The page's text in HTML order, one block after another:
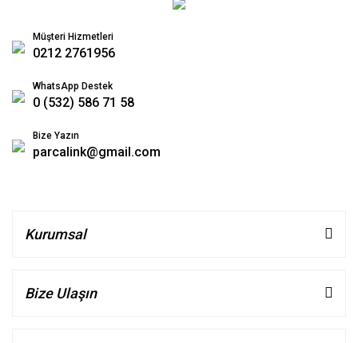
Müşteri Hizmetleri
0212 2761956
WhatsApp Destek
0 (532) 586 71 58
Bize Yazın
parcalink@gmail.com
Kurumsal
Bize Ulaşın